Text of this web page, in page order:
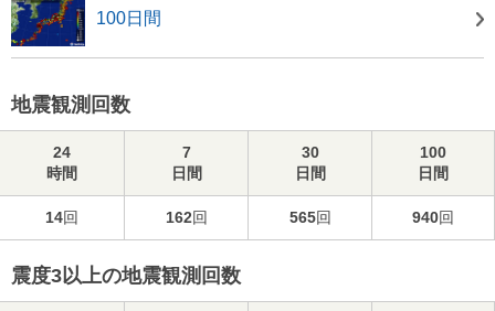
100日間
地震観測回数
24
時間
7
日間
30
日間
100
日間
14回 162回 565回 940回
震度3以上の地震観測回数